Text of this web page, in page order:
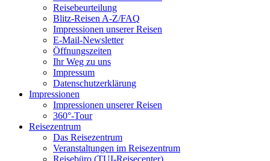
Reisebeurteilung
Blitz-Reisen A-Z/FAQ
Impressionen unserer Reisen
E-Mail-Newsletter
Öffnungszeiten
Ihr Weg zu uns
Impressum
Datenschutzerklärung
Impressionen
Impressionen unserer Reisen
360°-Tour
Reisezentrum
Das Reisezentrum
Veranstaltungen im Reisezentrum
Reisebüro (TUI-Reisecenter)